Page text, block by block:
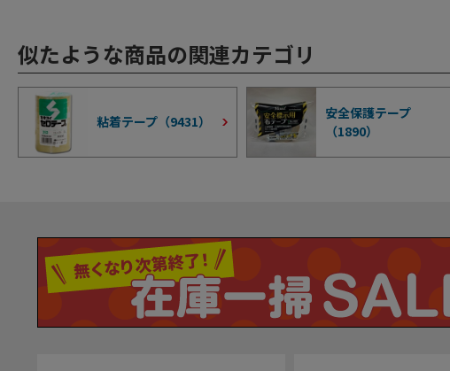
似たような商品の関連カテゴリ
粘着テープ（9431）
安全保護テープ
（1890）